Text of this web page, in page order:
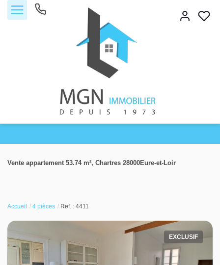
Vendre
Nos agences
Vente appartement 53.74 m², Chartres 28000Eure-et-Loir
Accueil 4 pièces Ref. : 4411
EXCLUSIF